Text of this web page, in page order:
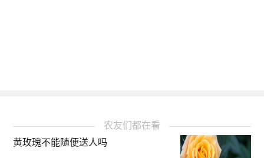
农友们都在看
黄玫瑰不能随便送人吗